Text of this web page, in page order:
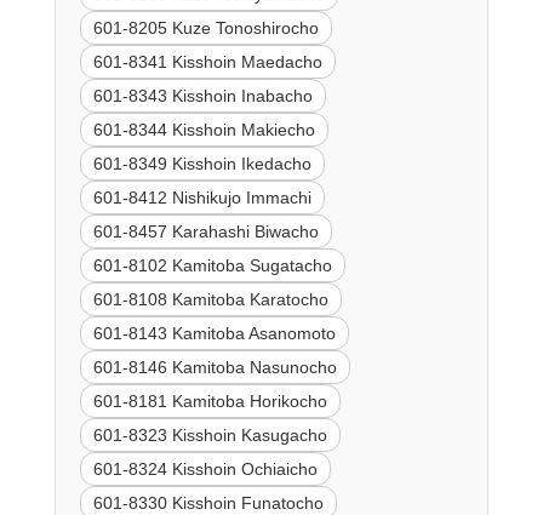
601-8205 Kuze Tonoshirocho
601-8341 Kisshoin Maedacho
601-8343 Kisshoin Inabacho
601-8344 Kisshoin Makiecho
601-8349 Kisshoin Ikedacho
601-8412 Nishikujo Immachi
601-8457 Karahashi Biwacho
601-8102 Kamitoba Sugatacho
601-8108 Kamitoba Karatocho
601-8143 Kamitoba Asanomoto
601-8146 Kamitoba Nasunocho
601-8181 Kamitoba Horikocho
601-8323 Kisshoin Kasugacho
601-8324 Kisshoin Ochiaicho
601-8330 Kisshoin Funatocho